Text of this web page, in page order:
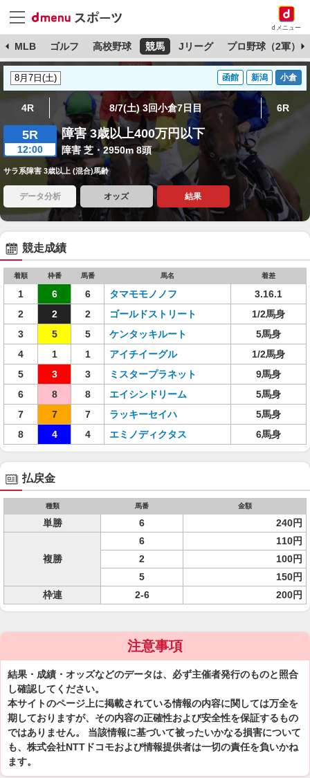
dメニュー
MLB ゴルフ 高校野球 競馬 Jリーグ プロ野球（2軍）
函館 新潟 小倉
4R 8/7(土) 3回小倉7日目 6R
5R
12:00
障害 3歳以上400万円以下
障害 芝・2950m 8頭
サラ系障害 3歳以上 (混合)馬齢
データ分析 オッズ 結果
競走成績
着順 枠番 馬番 馬名 着差
1 6 6 タマモモノノフ
3.16.1
2
2 2 ゴールドストリート
1/2馬身
3
5 5 ケンタッキルート
5馬身
4
1 1 アイチイーグル
1/2馬身
5
3 3 ミスタープラネット
9馬身
6
8 8 エイシンドリーム
5馬身
7
7 7 ラッキーセイハ
5馬身
8
4 4 エミノディクタス 6馬身
払戻金
種類 馬番 金額
単勝 6 240円
複勝
6
110円
2
100円
5
150円
枠連
2-6 200円
注意事項
結果・成績・オッズなどのデータは、必ず主催者発行のものと照合
し確認してください。
本サイトのページ上に掲載されている情報の内容に関しては万全を
期しておりますが、その内容の正確性および安全性を保証するもの
ではありません。 当該情報に基づいて被ったいかなる損害について
も、株式会社NTTドコモおよび情報提供者は一切の責任を負いかね
ます。